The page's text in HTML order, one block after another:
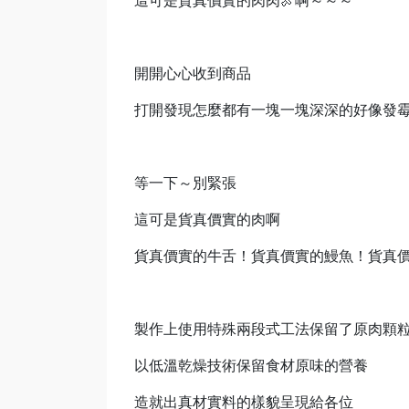
開開心心收到商品
打開發現怎麼都有一塊一塊深深的好像發霉
等一下～別緊張
這可是貨真價實的肉啊
貨真價實的牛舌！貨真價實的鰻魚！貨真
製作上使用特殊兩段式工法保留了原肉顆
以低溫乾燥技術保留食材原味的營養
造就出真材實料的樣貌呈現給各位